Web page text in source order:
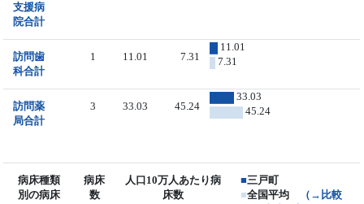
支援病
院合計
訪問歯
科合計
1 11.01 7.31
11.01
7.31
訪問薬
局合計
3 33.03 45.24
33.03
45.24
病床種類
別の病床
病床
数
人口10万人あたり病
床数
■三戸町
■全国平均
（→比較